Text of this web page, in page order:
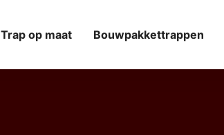
Trap op maat Bouwpakkettrappen